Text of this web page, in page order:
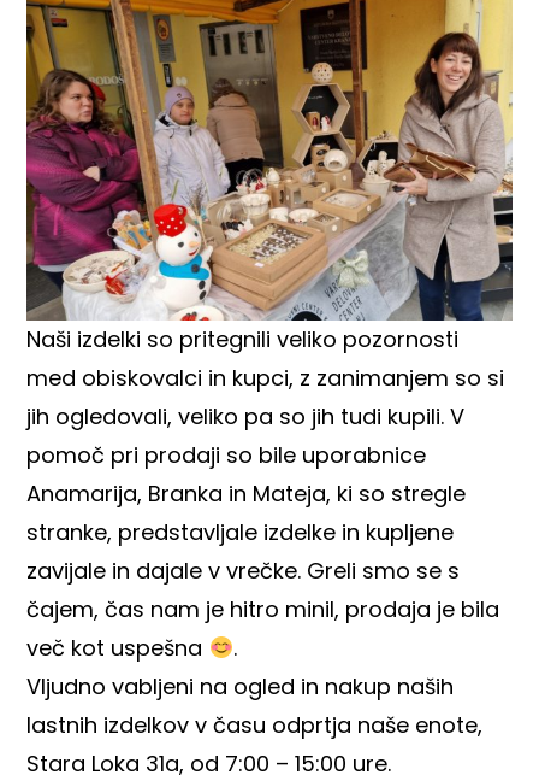
Naši izdelki so pritegnili veliko pozornosti
med obiskovalci in kupci, z zanimanjem so si
jih ogledovali, veliko pa so jih tudi kupili. V
pomoč pri prodaji so bile uporabnice
Anamarija, Branka in Mateja, ki so stregle
stranke, predstavljale izdelke in kupljene
zavijale in dajale v vrečke. Greli smo se s
čajem, čas nam je hitro minil, prodaja je bila
več kot uspešna
.
Vljudno vabljeni na ogled in nakup naših
lastnih izdelkov v času odprtja naše enote,
Stara Loka 31a, od 7:00 – 15:00 ure.